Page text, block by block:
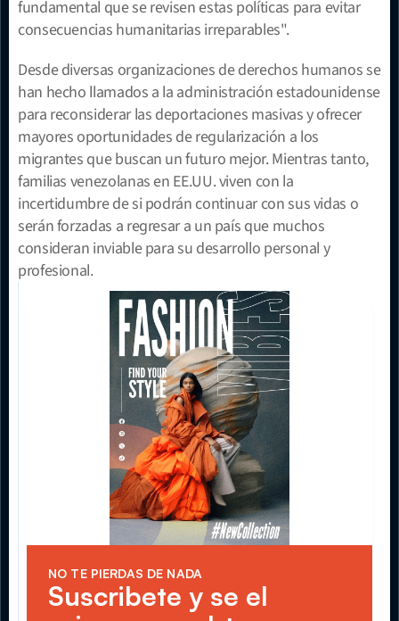
fundamental que se revisen estas políticas para evitar
consecuencias humanitarias irreparables".
Desde diversas organizaciones de derechos humanos se
han hecho llamados a la administración estadounidense
para reconsiderar las deportaciones masivas y ofrecer
mayores oportunidades de regularización a los
migrantes que buscan un futuro mejor. Mientras tanto,
familias venezolanas en EE.UU. viven con la
incertidumbre de si podrán continuar con sus vidas o
serán forzadas a regresar a un país que muchos
consideran inviable para su desarrollo personal y
profesional.
NO TE PIERDAS DE NADA
Suscribete y se el